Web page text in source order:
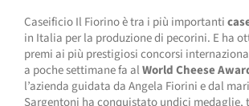
Caseificio Il Fiorino è tra i più importanti
in Italia per la produzione di pecorini. E ha
premi ai più prestigiosi concorsi
a poche settimane fa alWorld Cheese
l’azienda guidata da Angela Fiorini e dal